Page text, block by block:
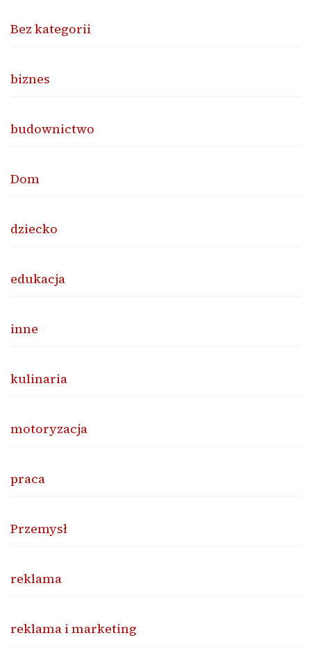
Bez kategorii
biznes
budownictwo
Dom
dziecko
edukacja
inne
kulinaria
motoryzacja
praca
Przemysł
reklama
reklama i marketing